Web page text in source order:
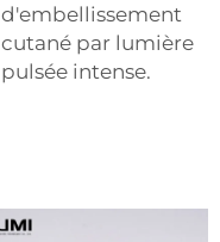
d'embellissement
cutané par lumière
pulsée intense.